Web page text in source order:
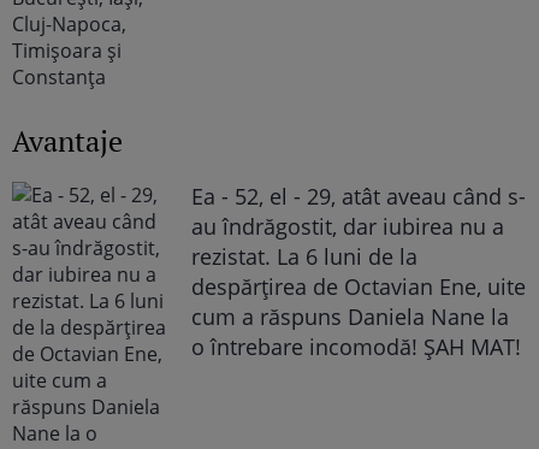
Avantaje
Ea - 52, el - 29, atât aveau când s-
au îndrăgostit, dar iubirea nu a
rezistat. La 6 luni de la
despărțirea de Octavian Ene, uite
cum a răspuns Daniela Nane la
o întrebare incomodă! ȘAH MAT!